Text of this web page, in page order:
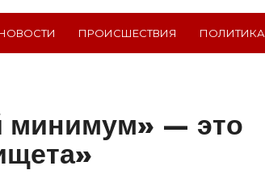
ПРОИСШЕСТВИЯ ПОЛИТИКА
минимум» — это